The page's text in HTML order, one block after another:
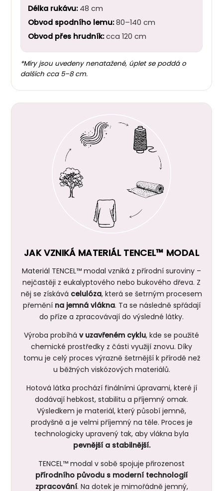
Délka rukávu:48 cm
Obvod spodního lemu:80–140 cm
Obvod přes hrudník:cca 120 cm
*Míry jsou uvedeny nenatažené, úplet se poddá o
dalších cca 5–8 cm.
JAK VZNIKÁ MATERIÁL TENCEL™ MODAL
Materiál TENCEL™ modal vzniká z přírodní suroviny –
nejčastěji z eukalyptového nebo bukového dřeva. Z
něj se získává celulóza, která se šetrným procesem
přemění na jemná vlákna. Ta se následně spřádají
do příze a zpracovávají do výsledné látky.
Výroba probíhá v uzavřeném cyklu, kde se použité
chemické prostředky z části využijí znovu. Díky
tomu je celý proces výrazně šetrnější k přírodě než
u běžných viskózových materiálů.
Hotová látka prochází finálními úpravami, které jí
dodávají hebkost, stabilitu a příjemný omak.
Výsledkem je materiál, který působí jemně,
prodyšně a je velmi příjemný na těle. Proces je
technologicky upravený tak, aby vlákna byla
pevnější a stabilnější.
TENCEL™ modal v sobě spojuje přirozenost
přírodního původu s moderní technologií
zpracování. Na dotek je mimořádně jemný,